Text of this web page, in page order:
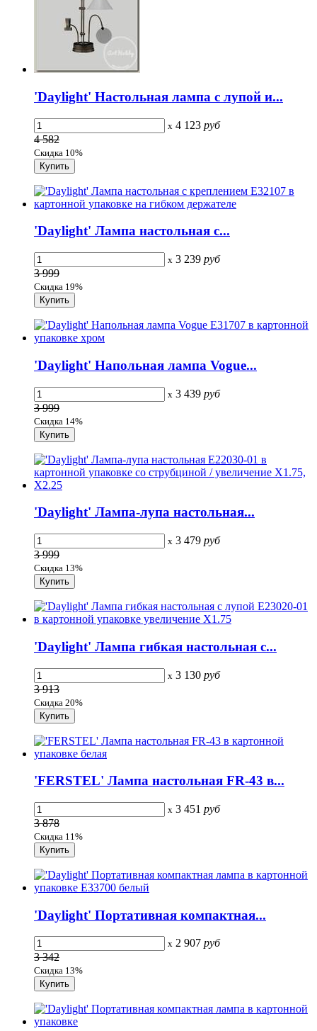
'Daylight' Настольная лампа с лупой и...
x 4 123 руб
4 582
Скидка 10%
'Daylight' Лампа настольная с...
x 3 239 руб
3 999
Скидка 19%
'Daylight' Напольная лампа Vogue...
x 3 439 руб
3 999
Скидка 14%
'Daylight' Лампа-лупа настольная...
x 3 479 руб
3 999
Скидка 13%
'Daylight' Лампа гибкая настольная с...
x 3 130 руб
3 913
Скидка 20%
'FERSTEL' Лампа настольная FR-43 в...
x 3 451 руб
3 878
Скидка 11%
'Daylight' Портативная компактная...
x 2 907 руб
3 342
Скидка 13%